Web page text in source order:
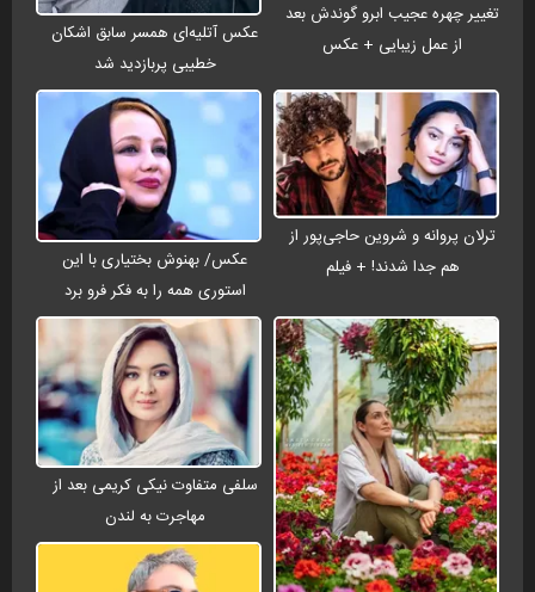
تغییر چهره عجیب ابرو گوندش بعد
از عمل زیبایی + عکس
عکس آتلیه‌ای همسر سابق اشکان
خطیبی پربازدید شد
ترلان پروانه و شروین حاجی‌پور از
هم جدا شدند! + فیلم
عکس/ بهنوش بختیاری با این
استوری همه را به فکر فرو برد
سلفی متفاوت نیکی کریمی بعد از
مهاجرت به لندن